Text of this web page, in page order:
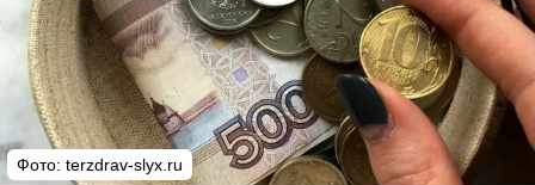
Фото: terzdrav-slyx.ru